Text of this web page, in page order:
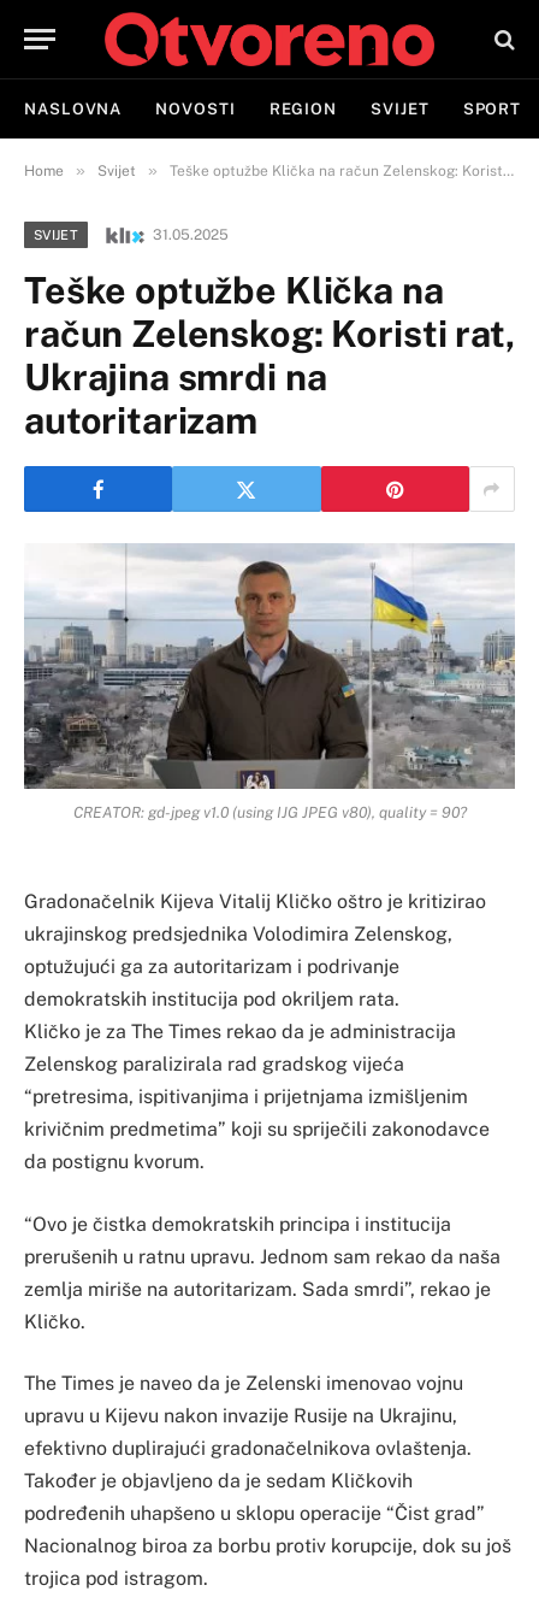
NASLOVNA NOVOSTI REGION SVIJET SPORT
Home » Svijet » Teške optužbe Klička na račun Zelenskog: Koristi rat, Ukrajina smrdi na autoritarizam
SVIJET 31.05.2025
Teške optužbe Klička na
račun Zelenskog: Koristi rat,
Ukrajina smrdi na
autoritarizam
CREATOR: gd-jpeg v1.0 (using IJG JPEG v80), quality = 90?
Gradonačelnik Kijeva Vitalij Kličko oštro je kritizirao
ukrajinskog predsjednika Volodimira Zelenskog,
optužujući ga za autoritarizam i podrivanje
demokratskih institucija pod okriljem rata.
Kličko je za The Times rekao da je administracija
Zelenskog paralizirala rad gradskog vijeća
“pretresima, ispitivanjima i prijetnjama izmišljenim
krivičnim predmetima” koji su spriječili zakonodavce
da postignu kvorum.
“Ovo je čistka demokratskih principa i institucija
prerušenih u ratnu upravu. Jednom sam rekao da naša
zemlja miriše na autoritarizam. Sada smrdi”, rekao je
Kličko.
The Times je naveo da je Zelenski imenovao vojnu
upravu u Kijevu nakon invazije Rusije na Ukrajinu,
efektivno duplirajući gradonačelnikova ovlaštenja.
Također je objavljeno da je sedam Kličkovih
podređenih uhapšeno u sklopu operacije “Čist grad”
Nacionalnog biroa za borbu protiv korupcije, dok su još
trojica pod istragom.